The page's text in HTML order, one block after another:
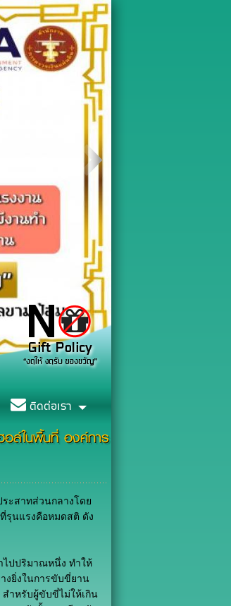
ติดต่อเรา
อล์ในพื้นที่ องค์การ
ะสาทส่วนกลางโดย
รุนแรงคือหมดสติ ดัง
ไปปริมาณหนึ่ง ทำให้
งยิ่งในการขับขี่ยาน
สำหรับผู้ขับขี่ไม่ให้เกิน